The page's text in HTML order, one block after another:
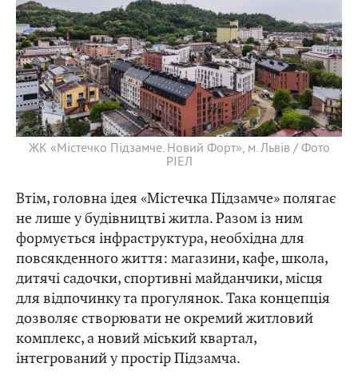
ЖК «Містечко Підзамче. Новий Форт», м. Львів / Фото
РІЕЛ
Втім, головна ідея «Містечка Підзамче» полягає
не лише у будівництві житла. Разом із ним
формується інфраструктура, необхідна для
повсякденного життя: магазини, кафе, школа,
дитячі садочки, спортивні майданчики, місця
для відпочинку та прогулянок. Така концепція
дозволяє створювати не окремий житловий
комплекс, а новий міський квартал,
інтегрований у простір Підзамча.